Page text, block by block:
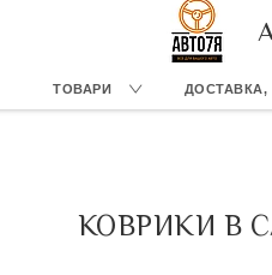
ТОВАРИ ДОСТАВКА,
КОВРИКИ В